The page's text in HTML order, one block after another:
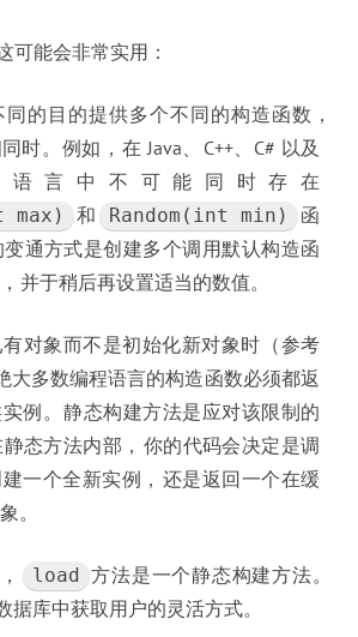
可能会非常实用
的目的提供多个不同的构造函数
时。 例如 在 Java、 C++、
C# 以及
语言中不可能同时存在
max) 和 Random­(int min)
函
通方式是创建多个调用默认构造函
并于稍后再设置适当的数值。
对象而不是初始化新对象时 （参考
大多数编程语言的构造函数必须都返
例。
静态构建方法是应对该限制的
静态方法内部
你的代码会决定是调
一个全新实例
还是返回一个在缓
。
， load 方法是一个静态构建方法。
据库中获取用户的灵活方式。